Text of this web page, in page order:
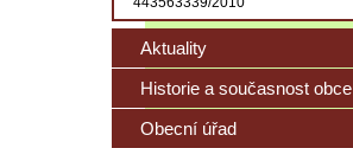
Aktuality
Historie a současnost obce
Obecní úřad